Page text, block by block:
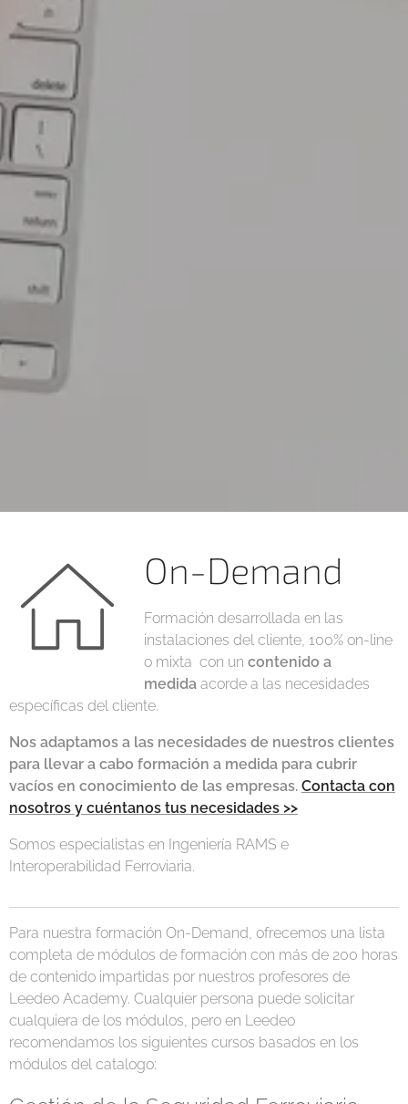
On-Demand
Formación desarrollada en las
instalaciones del cliente, 100% on-line
o mixta con un contenido a
medidaacorde a las necesidades
específicas del cliente.
Nos adaptamos a las necesidades de nuestros clientes
para llevar a cabo formación a medida para cubrir
vacíos en conocimiento de las empresas. Contacta con
nosotros y cuéntanos tus necesidades >>
Somos especialistas en Ingeniería RAMS e
Interoperabilidad Ferroviaria.
Para nuestra formación On-Demand, ofrecemos una lista
completa de módulos de formación con más de 200 horas
de contenido impartidas por nuestros profesores de
Leedeo Academy. Cualquier persona puede solicitar
cualquiera de los módulos, pero en Leedeo
recomendamos los siguientes cursos basados en los
módulos del catalogo: